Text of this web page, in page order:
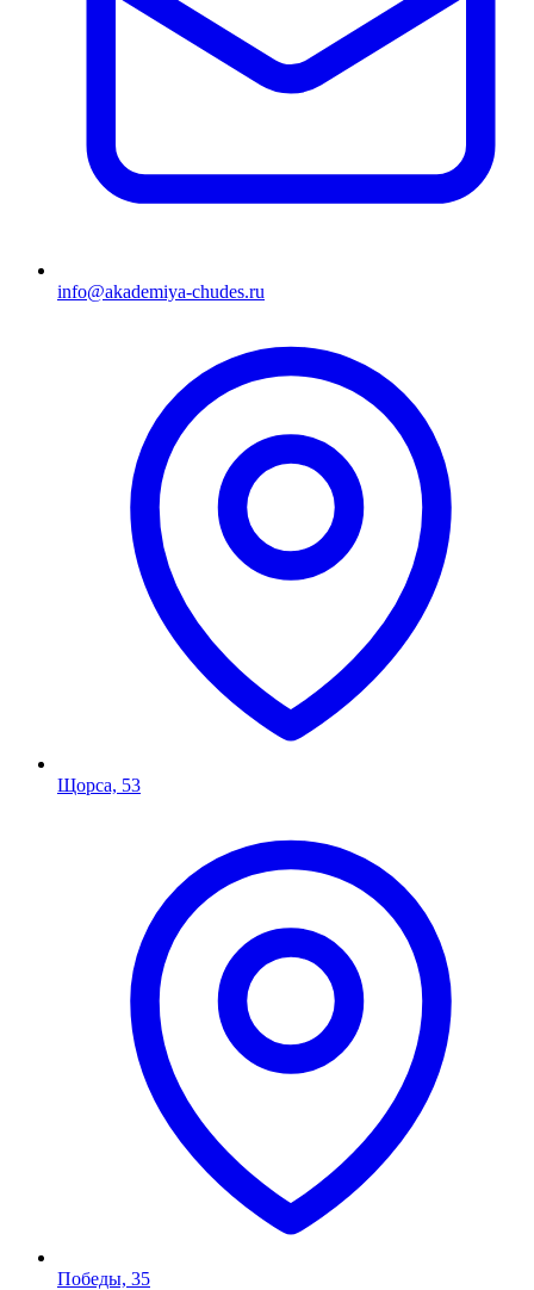
info@akademiya-chudes.ru
Щорса, 53
Победы, 35